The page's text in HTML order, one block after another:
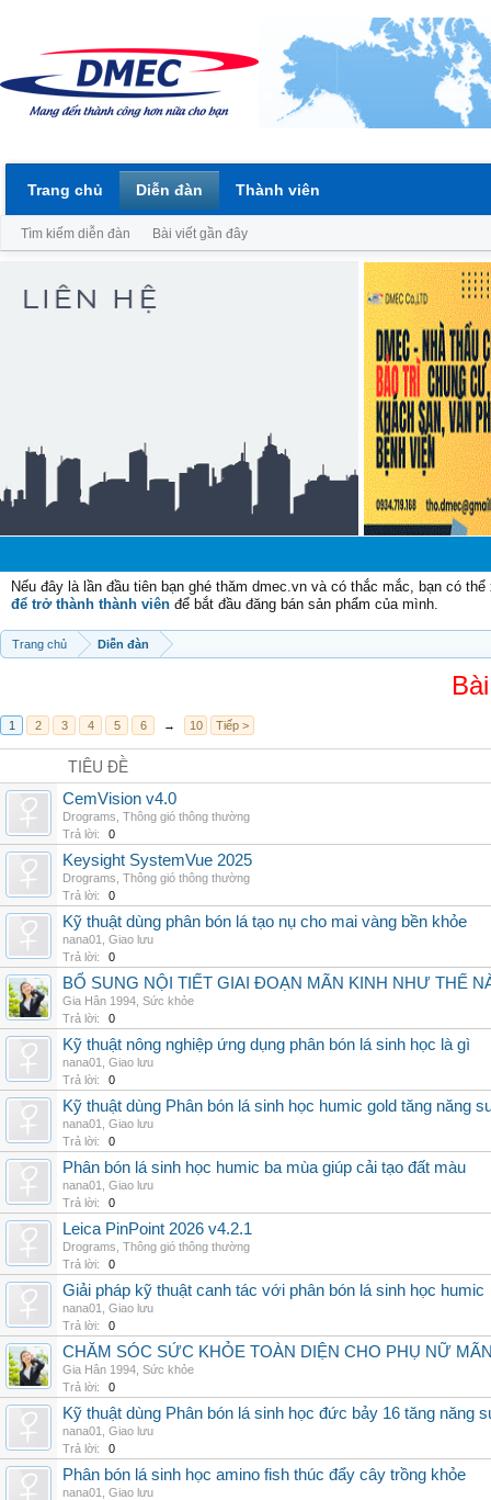
Nếu đây là lần đầu tiên bạn ghé thăm dmec.vn và có thắc mắc, bạn có
để trở thành thành viên để bắt đầu đăng bán sản phẩm của mình.
Trang chủ Diễn đàn
1 2 3 4 5 6 → 10 Tiếp >
TIÊU ĐỀ
CemVision v4.0
Drograms Thông gió thông thường
Trả lời:
0
Keysight SystemVue 2025
Drograms Thông gió thông thường
Trả lời:
0
Kỹ thuật dùng phân bón lá tạo nụ cho mai vàng bền khỏe
nana01
Giao lưu
Trả lời:
0
BỔ SUNG NỘI TIẾT GIAI ĐOẠN MÃN KINH NHƯ THẾ
Gia Hân 1994 Sức khỏe
Trả lời:
0
Kỹ thuật nông nghiệp ứng dụng phân bón lá sinh học là gì
nana01
Giao lưu
Trả lời:
0
Kỹ thuật dùng Phân bón lá sinh học humic gold tăng năng
nana01
Giao lưu
Trả lời:
0
Phân bón lá sinh học humic ba mùa giúp cải tạo đất màu
nana01
Giao lưu
Trả lời:
0
Leica PinPoint 2026 v4.2.1
Drograms Thông gió thông thường
Trả lời:
0
Giải pháp kỹ thuật canh tác với phân bón lá sinh học humic
nana01
Giao lưu
Trả lời:
0
CHĂM SÓC SỨC KHỎE TOÀN DIỆN CHO PHỤ NỮ
Gia Hân 1994 Sức khỏe
Trả lời:
0
Kỹ thuật dùng Phân bón lá sinh học đức bảy 16 tăng năng
nana01
Giao lưu
Trả lời:
0
Phân bón lá sinh học amino fish thúc đẩy cây trồng khỏe
nana01
Giao lưu
Trang chủ Diễn đàn
Tìm kiếm diễn đàn Bài viết gần đây
Thành viên